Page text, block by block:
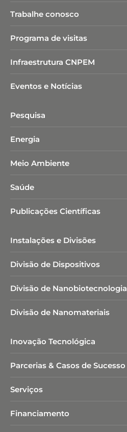
Trabalhe conosco
Programa de visitas
Infraestrutura CNPEM
Eventos e Notícias
Pesquisa
Energia
Meio Ambiente
Saúde
Publicações Científicas
Instalações e Divisões
Divisão de Dispositivos
Divisão de Nanobiotecnologia​
Divisão de Nanomateriais
Inovação Tecnológica
Parcerias & Casos de Sucesso
Serviços
Financiamento